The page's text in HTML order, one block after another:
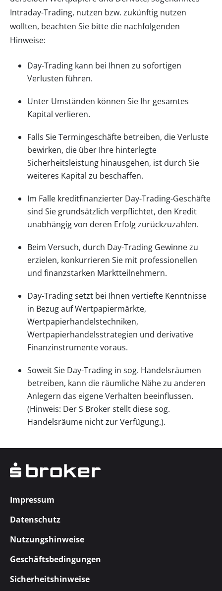
Intraday-Trading, nutzen bzw. zukünftig nutzen
wollten, beachten Sie bitte die nachfolgenden
Hinweise:
Day-Trading kann bei Ihnen zu sofortigen
Verlusten führen.
Unter Umständen können Sie Ihr gesamtes
Kapital verlieren.
Falls Sie Termingeschäfte betreiben, die Verluste
bewirken, die über Ihre hinterlegte
Sicherheitsleistung hinausgehen, ist durch Sie
weiteres Kapital zu beschaffen.
Im Falle kreditfinanzierter Day-Trading-Geschäfte
sind Sie grundsätzlich verpflichtet, den Kredit
unabhängig von deren Erfolg zurückzuzahlen.
Beim Versuch, durch Day-Trading Gewinne zu
erzielen, konkurrieren Sie mit professionellen
und finanzstarken Marktteilnehmern.
Day-Trading setzt bei Ihnen vertiefte Kenntnisse
in Bezug auf Wertpapiermärkte,
Wertpapierhandelstechniken,
Wertpapierhandelsstrategien und derivative
Finanzinstrumente voraus.
Soweit Sie Day-Trading in sog. Handelsräumen
betreiben, kann die räumliche Nähe zu anderen
Anlegern das eigene Verhalten beeinflussen.
(Hinweis: Der S Broker stellt diese sog.
Handelsräume nicht zur Verfügung.).
Impressum
Datenschutz
Nutzungshinweise
Geschäftsbedingungen
Sicherheitshinweise